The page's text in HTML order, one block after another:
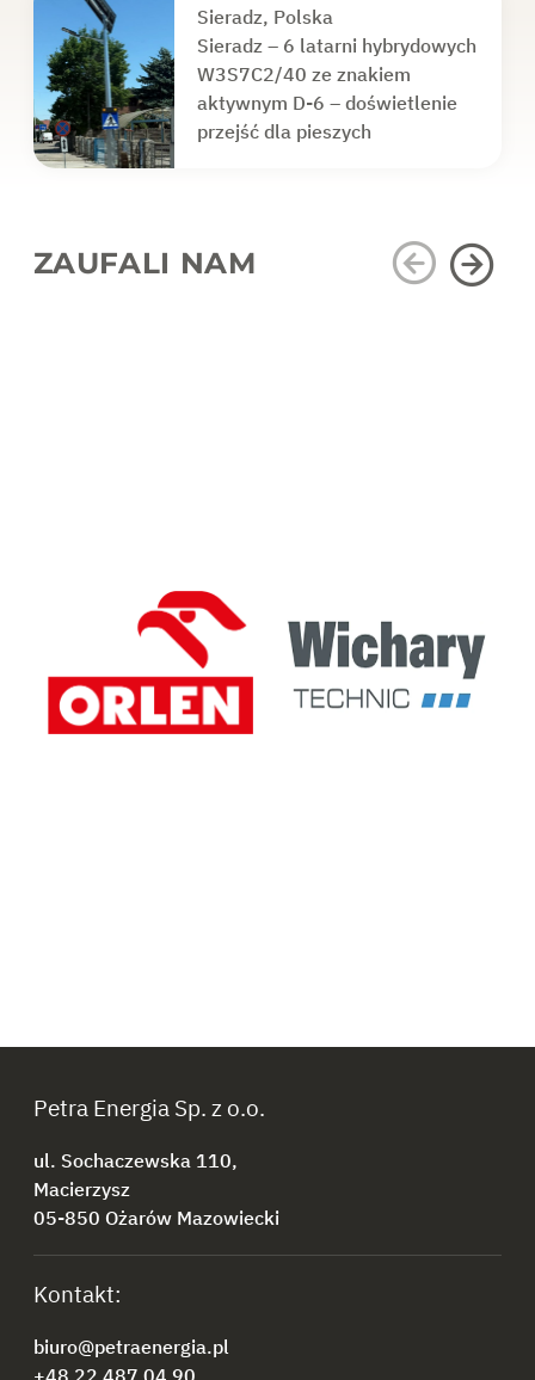
Sieradz, Polska
Sieradz – 6 latarni hybrydowych
W3S7C2/40 ze znakiem
aktywnym D-6 – doświetlenie
przejść dla pieszych
ZAUFALI NAM
Petra Energia Sp. z o.o.
ul. Sochaczewska 110,
Macierzysz
05-850 Ożarów Mazowiecki
Kontakt:
biuro@petraenergia.pl